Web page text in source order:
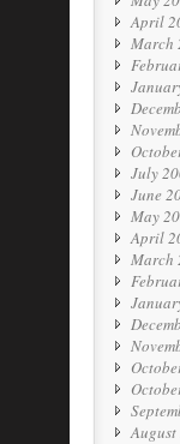
April
March
July
June
May
April
March